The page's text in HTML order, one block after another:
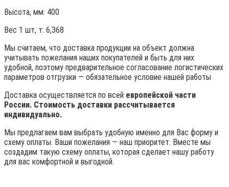
Высота, мм: 400
Вес 1 шт, т: 6,368
Мы считаем, что доставка продукции на объект должна
учитывать пожелания наших покупателей и быть для них
удобной, поэтому предварительное согласование логистических
параметров отгрузки — обязательное условие нашей работы
Доставка осуществляется по всей европейской части
России. Стоимость доставки рассчитывается
индивидуально.
Мы предлагаем вам выбрать удобную именно для Вас форму и
схему оплаты. Ваши пожелания — наш приоритет. Вместе мы
создадим такую схему оплаты, которая сделает нашу работу
для вас комфортной и выгодной.